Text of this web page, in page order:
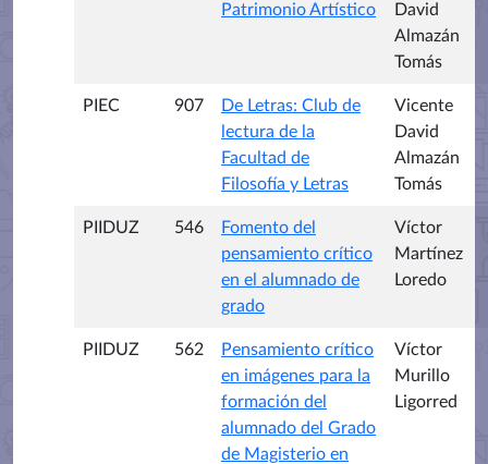
Patrimonio Artístico
David
Almazán
Tomás
PIEC 907
De Letras: Club de
lectura de la
Facultad de
Filosofía y Letras
Vicente
David
Almazán
Tomás
PIIDUZ 546
Fomento del
pensamiento crítico
en el alumnado de
grado
Víctor
Martínez
Loredo
PIIDUZ 562
Pensamiento crítico
en imágenes para la
formación del
alumnado del Grado
de Magisterio en
Víctor
Murillo
Ligorred